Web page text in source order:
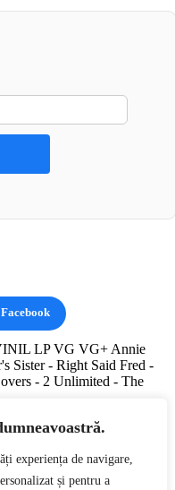
experiența de navigare,
și pentru a
Shakespear’s Sister –
RON